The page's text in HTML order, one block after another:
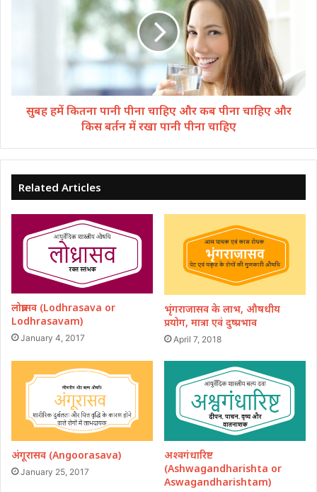
सुबह हमें कितना पानी पीना चाहिए और कब पीना चाहिए और
किस बर्तन में रखा पानी पीना चाहिए
Related Articles
लोध्रासव (Lodhrasava or
Lodhrasavam)
January 4, 2017
भृंगराजासव के लाभ, औषधीय
प्रयोग, मात्रा एवं दुष्प्रभाव
April 7, 2018
अंगूरासव (Angoorasava)
January 25, 2017
अश्वगंधारिष्ट
(Ashwagandharishta or
Aswagandharishtam)